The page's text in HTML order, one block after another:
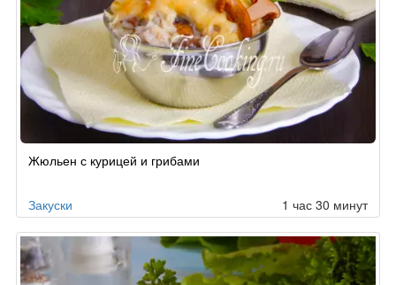
по
Жюльен с курицей и грибами
Закуски 1 час 30 минут